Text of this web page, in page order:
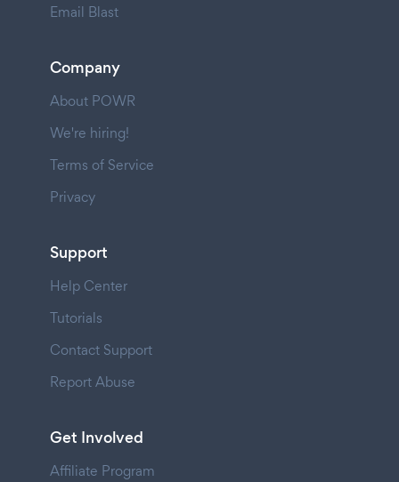
Email Blast
Company
About POWR
We're hiring!
Terms of Service
Privacy
Support
Help Center
Tutorials
Contact Support
Report Abuse
Get Involved
Affiliate Program